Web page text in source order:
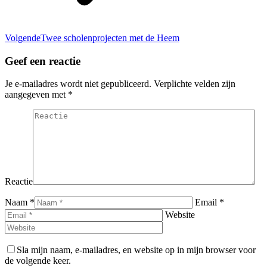
VolgendeVolgend
Twee scholenprojecten met de Heem
Geef een reactie
Je e-mailadres wordt niet gepubliceerd. Verplichte velden zijn
aangegeven met *
Reactie
Naam *
Email *
Website
Sla mijn naam, e-mailadres, en website op in mijn browser voor
de volgende keer.